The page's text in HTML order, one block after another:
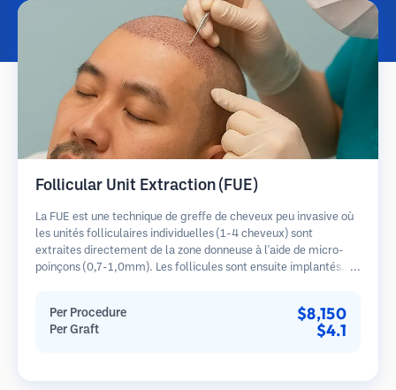
Follicular Unit Extraction (FUE)
La FUE est une technique de greffe de cheveux peu invasive où
les unités folliculaires individuelles (1-4 cheveux) sont
extraites directement de la zone donneuse à l'aide de micro-
poinçons (0,7-1,0mm). Les follicules sont ensuite implantés
guérison plus rapide par rapport aux méthodes de prélèvement
en bandelette.
Per Procedure $8,150
Per Graft $4.1